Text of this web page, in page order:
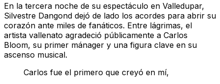
En la tercera noche de su espectáculo en Valledupar,
Silvestre Dangond dejó de lado los acordes para abrir su
corazón ante miles de fanáticos. Entre lágrimas, el
artista vallenato agradeció públicamente a Carlos
Bloom, su primer mánager y una figura clave en su
ascenso musical.
Carlos fue el primero que creyó en mí,